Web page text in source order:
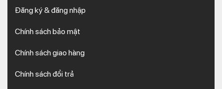
Đăng ký & đăng nhập
Chính sách bảo mật
Chính sách giao hàng
Chính sách đổi trả